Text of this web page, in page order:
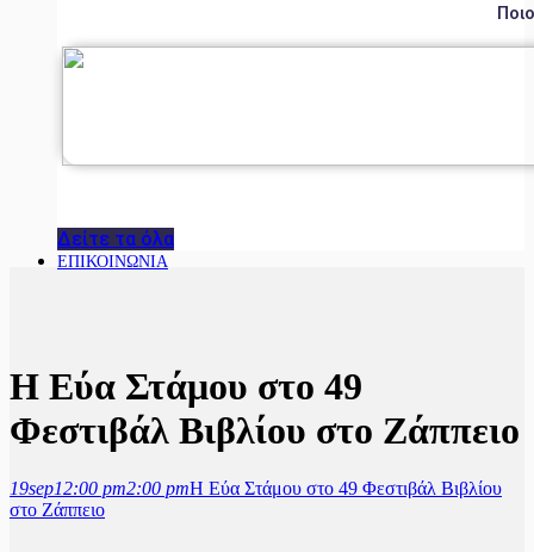
Δείτε τα όλα
ΕΠΙΚΟΙΝΩΝΙΑ
Η Εύα Στάμου στο 49
Φεστιβάλ Βιβλίου στο Ζάππειο
19sep12:00 pm2:00 pmΗ Εύα Στάμου στο 49 Φεστιβάλ Βιβλίου
στο Ζάππειο